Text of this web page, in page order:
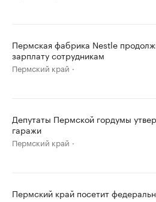
Пермская фабрика Nestle
зарплату сотрудникам
Пермский край
Депутаты Пермской гордумы
гаражи
Пермский край
Пермский край посетит